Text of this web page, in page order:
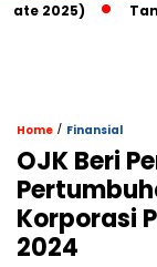
2025) Tanpa
Home / Finansial
OJK Beri
Korporasi
2024